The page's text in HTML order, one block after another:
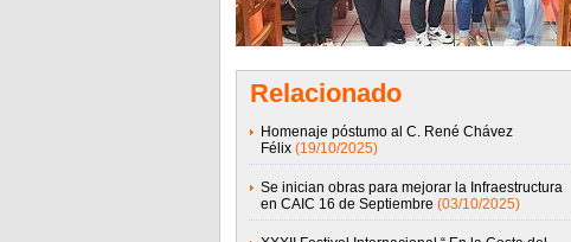
Relacionado
Homenaje póstumo al C. René Chávez
Félix (19/10/2025)
Se inician obras para mejorar la Infraestructura
en CAIC 16 de Septiembre (03/10/2025)